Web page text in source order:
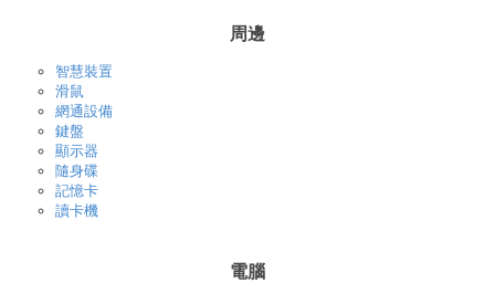
周邊
智慧裝置
滑鼠
網通設備
鍵盤
顯示器
隨身碟
記憶卡
讀卡機
電腦